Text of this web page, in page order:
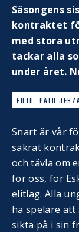
Säsongens
kontraktet
med stora
tackar alla
under året.
FOTO: PATO
Snart är vår
säkrat
och tävla om
för oss, för
elitlag. Alla
ha spelare
sikta på i sin